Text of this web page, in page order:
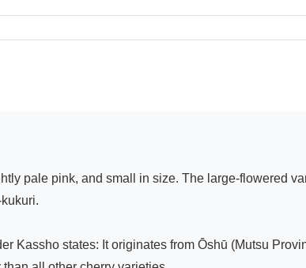
pale pink, and small in size. The large-flowered
Kassho states: It originates from Ōshū (Mutsu